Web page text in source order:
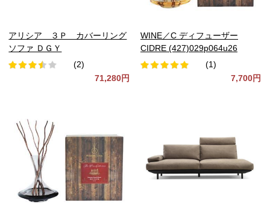
アリシア ３Ｐ カバーリング
ソファ ＤＧＹ
(2)
71,280円
WINE／C ディフューザー
CIDRE (427)029p064u26
(1)
7,700円